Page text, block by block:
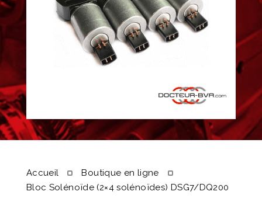
Accueil
Boutique en ligne
Bloc Solénoïde (2×4 solénoïdes) DSG7/DQ200